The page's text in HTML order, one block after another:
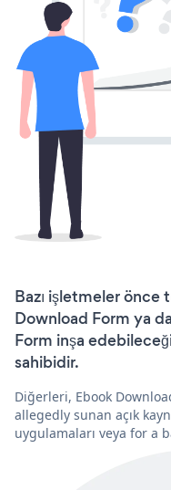
Bazı işletmeler
Download Form ya
Form inşa
sahibidir.
Diğerleri, Ebook
allegedly sunan açık
uygulamaları veya for a